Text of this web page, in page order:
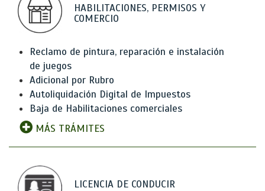
HABILITACIONES, PERMISOS Y
COMERCIO
Reclamo de pintura, reparación e instalación
de juegos
Adicional por Rubro
Autoliquidación Digital de Impuestos
Baja de Habilitaciones comerciales
MÁS TRÁMITES
LICENCIA DE CONDUCIR